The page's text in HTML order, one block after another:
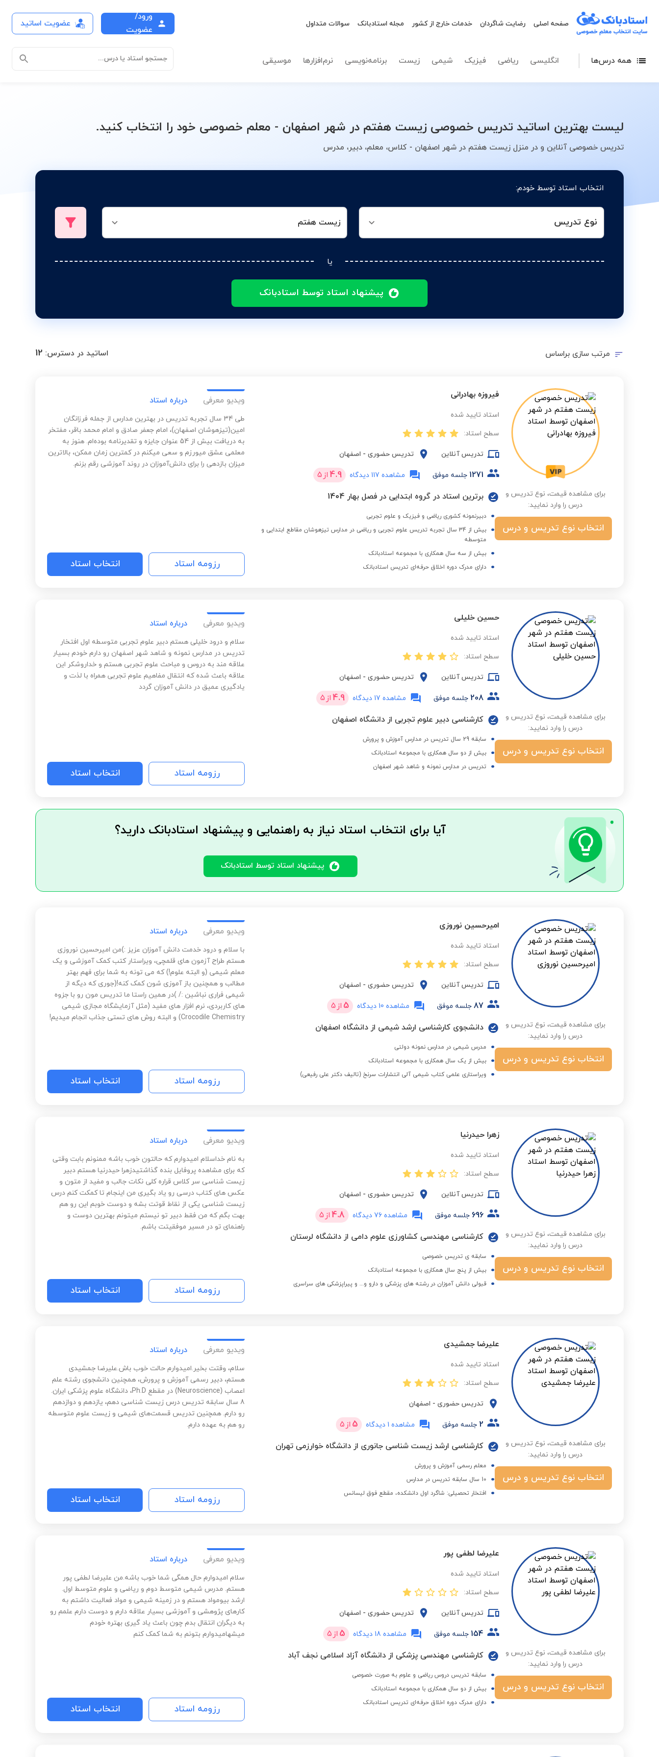
صفحه اصلی رضایت شاگردان خدمات خارج از کشور مجله استادبانک سوالات متداول
ورود/
عضویت
عضویت اساتید
همه درس‌ها انگلیسی ریاضی فیزیک شیمی زیست برنامه‌نویسی نرم‌افزارها موسیقی جستجو استاد یا درس...
لیست بهترین اساتید تدریس خصوصی زیست هفتم در شهر اصفهان - معلم خصوصی خود را انتخاب کنید.
تدریس خصوصی آنلاین و در منزل زیست هفتم در شهر اصفهان - کلاس، معلم، دبیر، مدرس
انتخاب استاد توسط خودم:
نوع تدریس زیست هفتم
یا
پیشنهاد استاد توسط استادبانک
نوع تدریس
مرتب سازی براساس اساتید در دسترس: 12
برای مشاهده قیمت، نوع تدریس و
درس را وارد نمایید:
انتخاب نوع تدریس و درس
فیروزه بهادرانی
استاد تایید شده
سطح استاد:
تدریس آنلاین تدریس حضوری - اصفهان
1271 جلسه موفق مشاهده 117 دیدگاه 4.9 از 5
برترین استاد در گروه ابتدایی در فصل بهار 1404
دبیرنمونه کشوری ریاضی و فیزیک و علوم تجربی
بیش از 34 سال تجربه تدریس علوم تجربی و ریاضی در مدارس تیزهوشان مقاطع ابتدایی و
متوسطه
بیش از سه سال همکاری با مجموعه استادبانک
دارای مدرک دوره اخلاق حرفه‌ای تدریس استادبانک
ویدیو معرفی درباره استاد
طی 34 سال تجربه تدریس در بهترین مدارس از جمله فرزانگان
امین(تیزهوشان اصفهان)، امام جعفر صادق و امام محمد باقر، مفتخر
به دریافت بیش از 54 عنوان جایزه و تقدیرنامه بوده‌ام. هنوز به
معلمی عشق میورزم و سعی میکنم در کمترین زمان ممکن، بالاترین
میزان بازدهی را برای دانش‌آموزان در روند آموزشی رقم بزنم.
رزومه استاد انتخاب استاد
برای مشاهده قیمت، نوع تدریس و
درس را وارد نمایید:
انتخاب نوع تدریس و درس
حسین خلیلی
استاد تایید شده
سطح استاد:
تدریس آنلاین تدریس حضوری - اصفهان
208 جلسه موفق مشاهده 17 دیدگاه 4.9 از 5
کارشناسی دبیر علوم تجربی از دانشگاه اصفهان
سابقه 29 سال تدریس در مدارس آموزش و پرورش
بیش از دو سال همکاری با مجموعه استادبانک
تدریس در مدارس نمونه و شاهد شهر اصفهان
ویدیو معرفی درباره استاد
سلام و درود خلیلی هستم دبیر علوم تجربی متوسطه اول افتخار
تدریس در مدارس نمونه و شاهد شهر اصفهان رو دارم خودم بسیار
علاقه مند به دروس و مباحث علوم تجربی هستم و خداروشکر این
علاقه باعث شده که انتقال مفاهیم علوم تجربی همراه با لذت و
یادگیری عمیق در دانش آموزان گردد
رزومه استاد انتخاب استاد
آیا برای انتخاب استاد نیاز به راهنمایی و پیشنهاد استادبانک دارید؟
پیشنهاد استاد توسط استادبانک
برای مشاهده قیمت، نوع تدریس و
درس را وارد نمایید:
انتخاب نوع تدریس و درس
امیرحسین نوروزی
استاد تایید شده
سطح استاد:
تدریس آنلاین تدریس حضوری - اصفهان
87 جلسه موفق مشاهده 10 دیدگاه 5 از 5
دانشجوی کارشناسی ارشد شیمی از دانشگاه اصفهان
مدرس شیمی در مدارس نمونه دولتی
بیش از یک سال همکاری با مجموعه استادبانک
ویراستاری علمی کتاب شیمی آلی انتشارات سرنخ (تالیف دکتر علی رفیعی)
ویدیو معرفی درباره استاد
با سلام و درود خدمت دانش آموزان عزیز :)من امیرحسین نوروزی
هستم طراح آزمون های قلمچی، ویراستار کتب کمک آموزشی و یک
معلم شیمی (و البته علوم!) که می تونه به شما برای فهم بهتر
مطالب و همچنین باز آموزی شون کمک کنه!(جوری که دیگه از
شیمی فراری نباشین :/ )در همین راستا ما تدریس مون رو با جزوه
های کاربردی، نرم افزار های مفید (مثل آزمایشگاه مجازی شیمی
Crocodile Chemistry) و البته روش های تستی جذاب انجام میدیم!
رزومه استاد انتخاب استاد
برای مشاهده قیمت، نوع تدریس و
درس را وارد نمایید:
انتخاب نوع تدریس و درس
زهرا حیدرنیا
استاد تایید شده
سطح استاد:
تدریس آنلاین تدریس حضوری - اصفهان
696 جلسه موفق مشاهده 76 دیدگاه 4.8 از 5
کارشناسی مهندسی کشاورزی علوم دامی از دانشگاه لرستان
سابقه ی تدریس خصوصی
بیش از پنج سال همکاری با مجموعه استادبانک
قبولی دانش آموزان در رشته های پزشکی و دارو و... و پیراپزشکی های سراسری
ویدیو معرفی درباره استاد
به نام خداسلام امیدوارم که حالتون خوب باشه ممنونم بابت وقتی
که برای مشاهده پروفایل بنده گذاشتیدزهرا حیدرنیا هستم دبیر
زیست شناسی سر کلاس قراره کلی نکات جالب و مفید از متون و
عکس های کتاب درسی رو یاد بگیری من اینجام تا کمکت کنم درس
زیست شناسی یکی از نقاط قوتت بشه و دوست خوبم این رو هم
بهت بگم که من فقط دبیر تو نیستم میتونم بهترین دوست و
راهنمای تو در مسیر موفقیتت باشم.
رزومه استاد انتخاب استاد
برای مشاهده قیمت، نوع تدریس و
درس را وارد نمایید:
انتخاب نوع تدریس و درس
علیرضا جمشیدی
استاد تایید شده
سطح استاد:
تدریس حضوری - اصفهان
2 جلسه موفق مشاهده 1 دیدگاه 5 از 5
کارشناسی ارشد زیست شناسی جانوری از دانشگاه خوارزمی تهران
معلم رسمی آموزش و پرورش
10 سال سابقه تدریس در مدارس
افتخار تحصیلی: شاگرد اول‌ دانشکده، مقطع فوق لیسانس
ویدیو معرفی درباره استاد
سلام، وقتت بخیر.امیدوارم حالت خوب باش.علیرضا جمشیدی
هستم، دبیر رسمی آموزش و پرورش، همچنین دانشجوی رشته علم
اعصاب (Neuroscience) در مقطع Ph.D، دانشگاه علوم پزشکی ایران.
8 سال سابقه تدریس درس زیست شناسی دهم، یازدهم و دوازدهم
رو دارم. همچنین تدریس قسمت‌های شیمی و زیست علوم متوسطه
رو هم به عهده دارم.
رزومه استاد انتخاب استاد
برای مشاهده قیمت، نوع تدریس و
درس را وارد نمایید:
انتخاب نوع تدریس و درس
علیرضا لطفی پور
استاد تایید شده
سطح استاد:
تدریس آنلاین تدریس حضوری - اصفهان
154 جلسه موفق مشاهده 18 دیدگاه 5 از 5
کارشناسی مهندسی پزشکی از دانشگاه آزاد اسلامی نجف آباد
سابقه تدریس دروس ریاضی و علوم به صورت خصوصی
بیش از دو سال همکاری با مجموعه استادبانک
دارای مدرک دوره اخلاق حرفه‌ای تدریس استادبانک
ویدیو معرفی درباره استاد
سلام امیدوارم حال همگی شما خوب باشه.من علیرضا لطفی پور
هستم. مدرس شیمی متوسط دوم و ریاضی و علوم متوسط اول.
ارشد بیومواد هستم و در زمینه شیمی و مواد فعالیت داشتم به
کارهای پژوهشی و آموزشی بسیار علاقه دارم و دوست دارم علمم رو
به دیگران انتقال بدم چون باعث یاد گیری بهتره خودم
میشه‍️امیدوارم بتونم به شما کمک کنم
رزومه استاد انتخاب استاد